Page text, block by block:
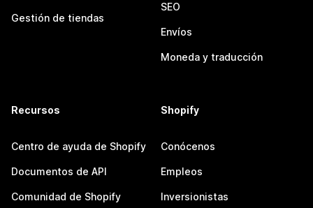
Gestión de tiendas
SEO
Envíos
Moneda y traducción
Recursos
Centro de ayuda de Shopify
Documentos de API
Comunidad de Shopify
Shopify
Conócenos
Empleos
Inversionistas